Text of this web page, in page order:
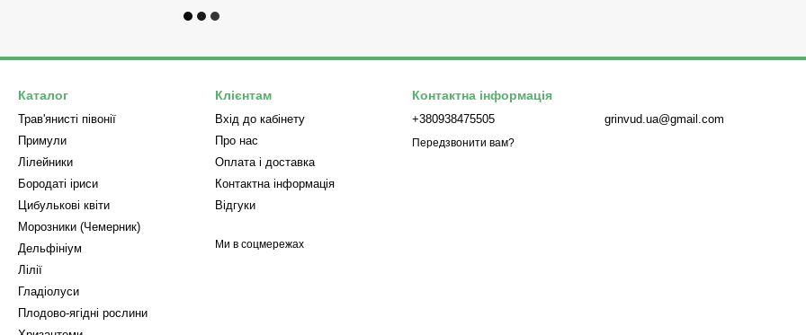
Каталог
Трав'янисті півонії
Примули
Лілейники
Бородаті іриси
Цибулькові квіти
Морозники (Чемерник)
Дельфініум
Лілії
Гладіолуси
Плодово-ягідні рослини
Клієнтам
Вхід до кабінету
Про нас
Оплата і доставка
Контактна інформація
Відгуки
Ми в соцмережах
Контактна інформація
+380938475505
Передзвонити вам?
grinvud.ua@gmail.com